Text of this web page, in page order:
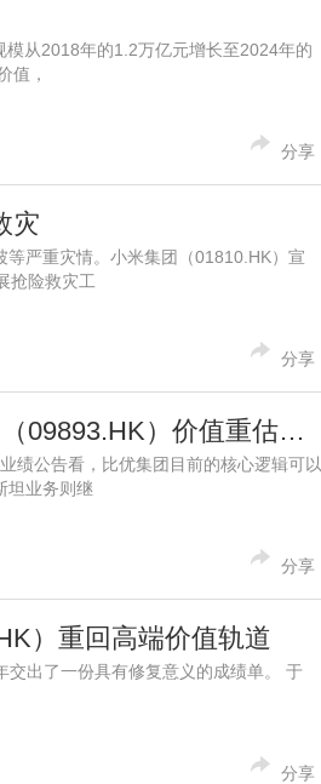
从2018年的1.2万亿元增长至2024年的
值，
分享
灾
严重灾情。小米集团（01810.HK）宣
抢险救灾工
分享
金鼎稳根基，天仁破新局，中亚蓄势能：比优集团（09893.HK）价值重估正当时
绩公告看，比优集团目前的核心逻辑可以
坦业务则继
分享
）重回高端价值轨道
出了一份具有修复意义的成绩单。 于
分享